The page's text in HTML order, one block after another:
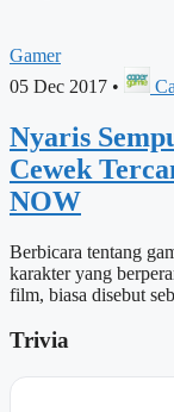
Gamer
05 Dec 2017 •
Nyaris
Cewek
NOW
Berbicara tentang
karakter yang
film, biasa disebut
Trivia